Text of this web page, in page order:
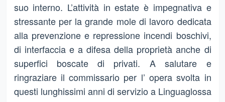
suo interno. L’attività in estate è impegnativa e
stressante per la grande mole di lavoro dedicata
alla prevenzione e repressione incendi boschivi,
di interfaccia e a difesa della proprietà anche di
superfici boscate di privati. A salutare e
ringraziare il commissario per l’ opera svolta in
questi lunghissimi anni di servizio a Linguaglossa